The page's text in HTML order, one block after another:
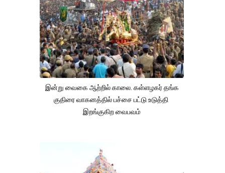
இன்று வைகை ஆற்றில் காலை. கள்ளழகர் தங்க
குதிரை வாகனத்தில் பச்சை பட்டு உடுத்தி
இறங்குகிற வைபவம்